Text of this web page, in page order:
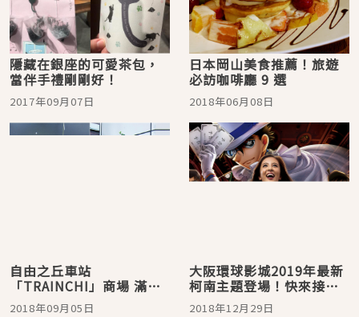
隱藏在銀座的可愛茶包，
當伴手禮剛剛好！
2017年09月07日
日本岡山美食推薦！旅遊
必訪咖啡廳 9 選
2018年06月08日
自由之丘車站
「TRAINCHI」商場 滿滿
雜貨超好逛
2018年09月05日
大阪環球影城2019年最新
柯南主題登場！快來接招
怪盜基德的預告信
2018年12月29日